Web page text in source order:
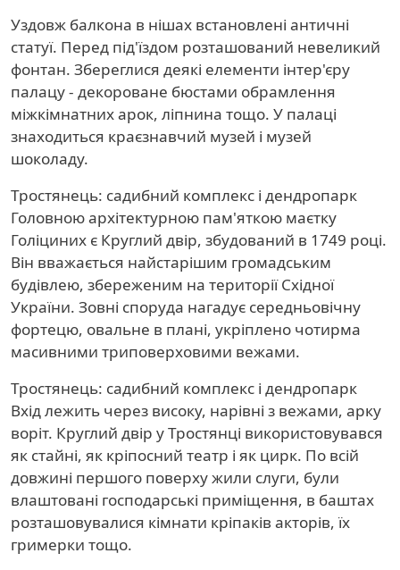
Уздовж балкона в нішах встановлені античні
статуї. Перед під'їздом розташований невеликий
фонтан. Збереглися деякі елементи інтер'єру
палацу - декороване бюстами обрамлення
міжкімнатних арок, ліпнина тощо. У палаці
знаходиться краєзнавчий музей і музей
шоколаду.
Тростянець: садибний комплекс і дендропарк
Головною архітектурною пам'яткою маєтку
Голіциних є Круглий двір, збудований в 1749 році.
Він вважається найстарішим громадським
будівлею, збереженим на території Східної
України. Зовні споруда нагадує середньовічну
фортецю, овальне в плані, укріплено чотирма
масивними триповерховими вежами.
Тростянець: садибний комплекс і дендропарк
Вхід лежить через високу, нарівні з вежами, арку
воріт. Круглий двір у Тростянці використовувався
як стайні, як кріпосний театр і як цирк. По всій
довжині першого поверху жили слуги, були
влаштовані господарські приміщення, в баштах
розташовувалися кімнати кріпаків акторів, їх
гримерки тощо.